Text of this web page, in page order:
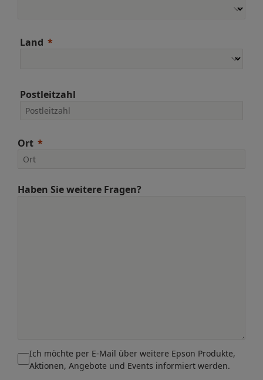
Land
Postleitzahl
Ort
Haben Sie weitere Fragen?
Ich möchte per E-Mail über weitere Epson Produkte,
Aktionen, Angebote und Events informiert werden.